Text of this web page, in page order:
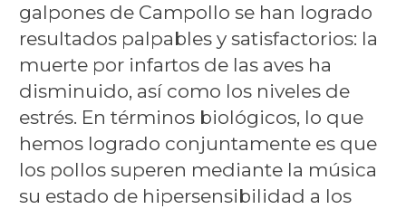
galpones de Campollo se han logrado
resultados palpables y satisfactorios: la
muerte por infartos de las aves ha
disminuido, así como los niveles de
estrés. En términos biológicos, lo que
hemos logrado conjuntamente es que
los pollos superen mediante la música
su estado de hipersensibilidad a los